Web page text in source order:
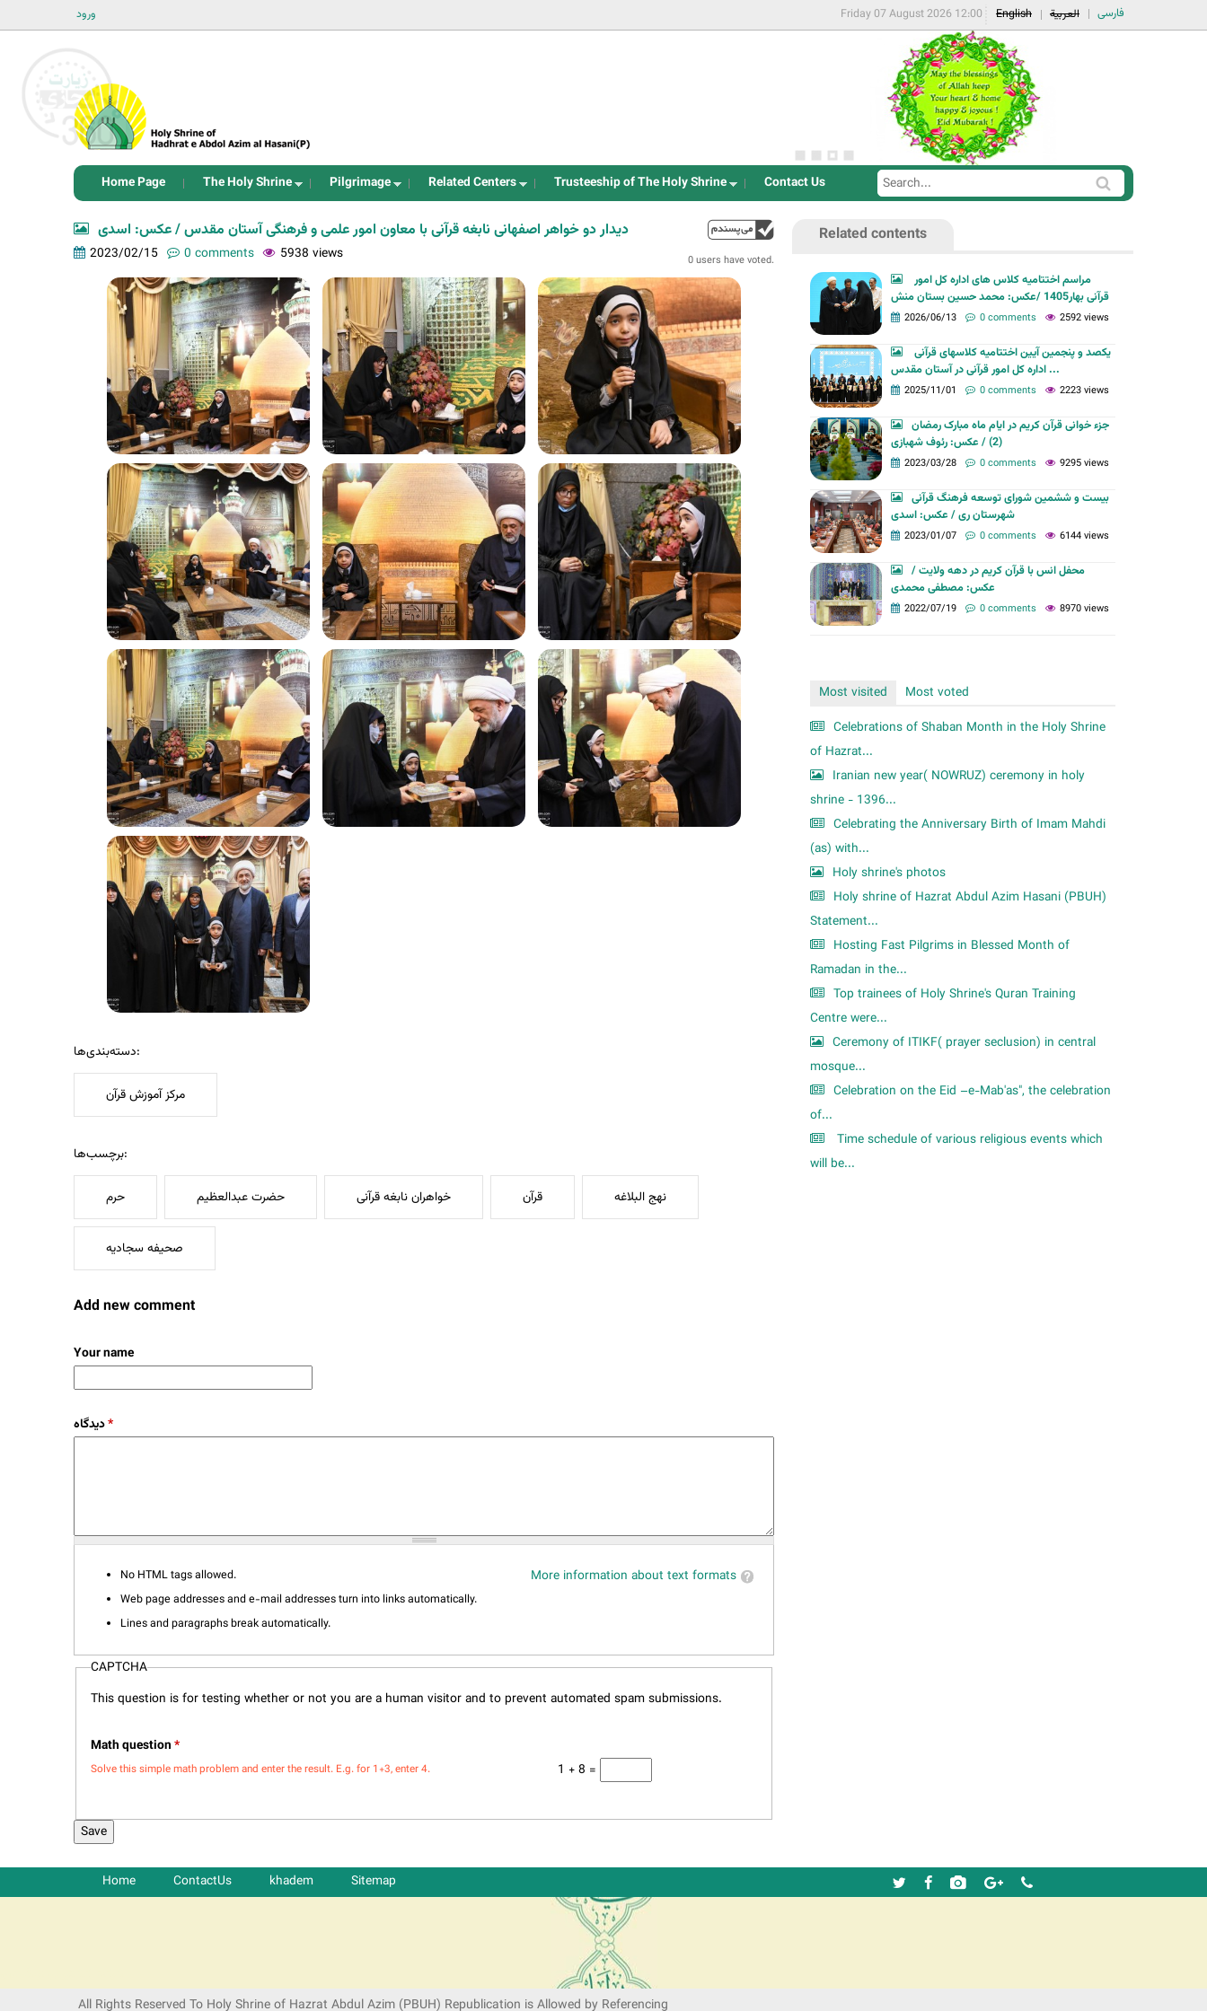
ورود فارسی العربية English
Friday 07 August 2026 12:00
Home Page The Holy Shrine Pilgrimage Related Centers Trusteeship of The Holy Shrine Contact Us
S
e
S
e
a
0 users have voted.
دیدار دو خواهر اصفهانی نابغه قرآنی با معاون امور علمی و فرهنگی آستان مقدس / عکس: اسدی
2023/02/15 0 comments 5938 views
دسته‌بندی‌ها:
مرکز آموزش قرآن
برچسب‌ها:
حرم حضرت عبدالعظیم خواهران نابغه قرآنی قرآن نهج البلاغه
صحیفه سجادیه
Add new comment
Your name
*
More information about text formats
No HTML tags allowed.
Web page addresses and e-mail addresses turn into links automatically.
Lines and paragraphs break automatically.
CAPTCHA
This question is for testing whether or not you are a human visitor and to prevent automated spam submissions.
Math question*
1 + 8 =
Solve this simple math problem and enter the result. E.g. for 1+3, enter 4.
Related contents
قرآنی بهار1405 /عکس: محمد حسین بستان منش
2026/06/13 0 comments 2592 views
اداره کل امور قرآنی در آستان مقدس ...
2025/11/01 0 comments 2223 views
جزء خوانی قرآن کریم در ایام ماه مبارک رمضان
(2) / عکس: رئوف شهبازی
2023/03/28 0 comments 9295 views
بیست و ششمین شورای توسعه فرهنگ قرآنی
شهرستان ری / عکس: اسدی
2023/01/07 0 comments 6144 views
محفل انس با قرآن کریم در دهه ولایت /
عکس: مصطفی محمدی
2022/07/19 0 comments 8970 views
Most visited
Most voted
Celebrations of Shaban Month in the Holy Shrine
of Hazrat...
Iranian new year( NOWRUZ) ceremony in holy
shrine - 1396...
Celebrating the Anniversary Birth of Imam Mahdi
(as) with...
Holy shrine's photos
Holy shrine of Hazrat Abdul Azim Hasani (PBUH)
Statement...
Hosting Fast Pilgrims in Blessed Month of
Ramadan in the...
Top trainees of Holy Shrine's Quran Training
Centre were...
Ceremony of ITIKF( prayer seclusion) in central
mosque...
Celebration on the Eid –e-Mab'as", the celebration
of...
Time schedule of various religious events which
will be...
Home ContactUs khadem Sitemap
All Rights Reserved To Holy Shrine of Hazrat Abdul Azim (PBUH) Republication is Allowed by Referencing